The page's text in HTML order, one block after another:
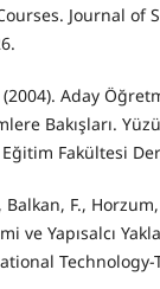
Journal of
Aday
Bakışları.
Fakültesi
F., Horzum,
ve Yapısalcı
Technology-